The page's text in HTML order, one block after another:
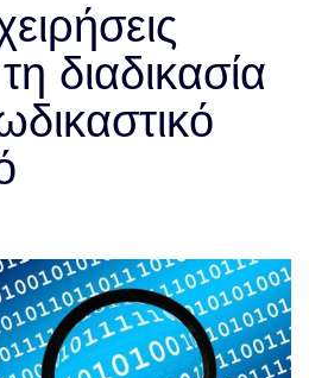
διαδικασία